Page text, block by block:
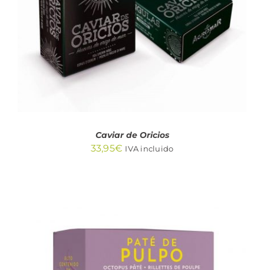
DETALLES
Caviar de Oricios
33,95€ IVA incluido